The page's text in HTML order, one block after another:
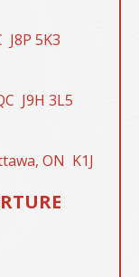
J8P 5K3
J9H 3L5
ON K1J